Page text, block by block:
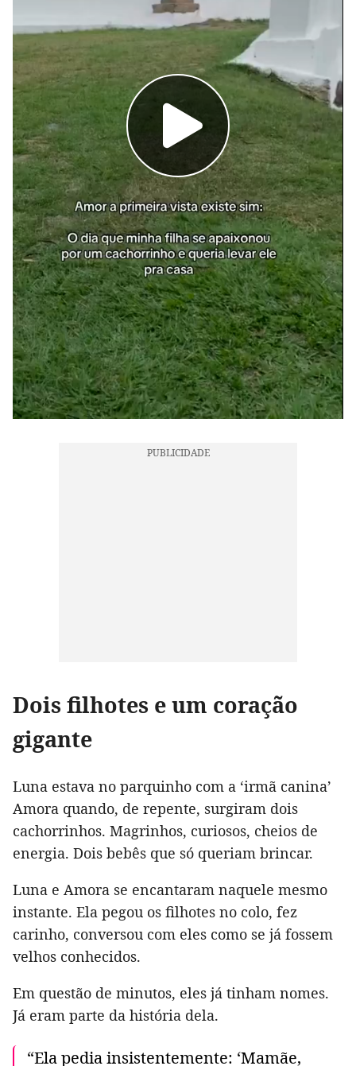
Dois filhotes e um coração
gigante
Luna estava no parquinho com a ‘irmã canina’
Amora quando, de repente, surgiram dois
cachorrinhos. Magrinhos, curiosos, cheios de
energia. Dois bebês que só queriam brincar.
Luna e Amora se encantaram naquele mesmo
instante. Ela pegou os filhotes no colo, fez
carinho, conversou com eles como se já fossem
velhos conhecidos.
Em questão de minutos, eles já tinham nomes.
Já eram parte da história dela.
“Ela pedia insistentemente: ‘Mamãe,